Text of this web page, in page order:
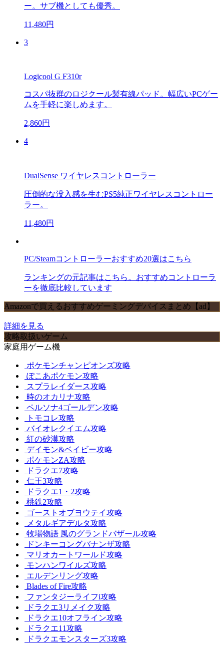
ー。サブ機としても優秀。
11,480円
3
Logicool G F310r
コスパ抜群のロジクール製有線パッド。幅広いPCゲー
ムを手軽に楽しめます。
2,860円
4
DualSense ワイヤレスコントローラー
圧倒的な没入感を生むPS5純正ワイヤレスコントロー
ラー。
11,480円
PC/Steamコントローラーおすすめ20選はこちら
ランキングの元記事はこちら。おすすめコントローラ
ーを徹底比較しています
Amazonで買えるおすすめゲーミングデバイスまとめ【ad】
詳細を見る
攻略取扱いゲーム
家庭用ゲーム機
ポケモンチャンピオンズ攻略
ぽこあポケモン攻略
スプラレイダース攻略
時のオカリナ攻略
ペルソナ4ゴールデン攻略
トモコレ攻略
バイオレクイエム攻略
紅の砂漠攻略
デイモン&ベイビー攻略
ポケモンZA攻略
ドラクエ7攻略
仁王3攻略
ドラクエ1・2攻略
桃鉄2攻略
ゴーストオブヨウテイ攻略
メタルギアデルタ攻略
牧場物語 風のグランドバザール攻略
ドンキーコングバナンザ攻略
マリオカートワールド攻略
モンハンワイルズ攻略
エルデンリング攻略
Blades of Fire攻略
ファンタジーライフi攻略
ドラクエ3リメイク攻略
ドラクエ10オフライン攻略
ドラクエ11攻略
ドラクエモンスターズ3攻略